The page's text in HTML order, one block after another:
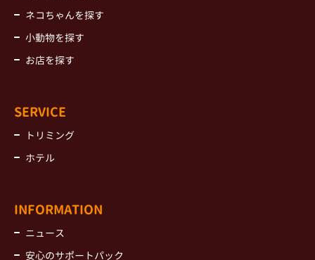
ネコちゃんを探す
小動物を探す
お店を探す
SERVICE
トリミング
ホテル
INFORMATION
ニュース
安心のサポートパック